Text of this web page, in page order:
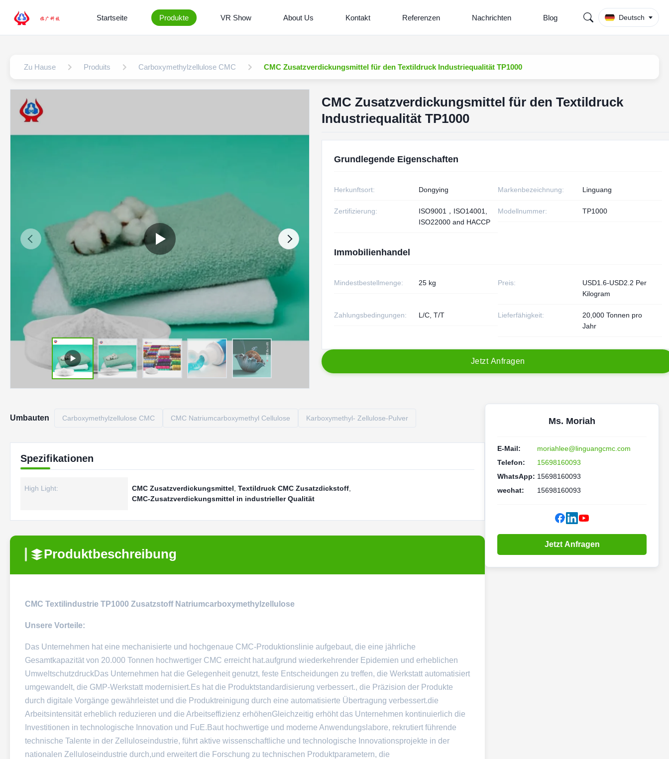
Startseite Produkte VR Show About Us Kontakt Referenzen Nachrichten Blog Deutsch
Zu Hause Produits Carboxymethylzellulose CMC CMC Zusatzverdickungsmittel für den Textildruck Industriequalität TP1000
CMC Zusatzverdickungsmittel für den Textildruck
Industriequalität TP1000
Grundlegende Eigenschaften
Herkunftsort: Dongying Markenbezeichnung: Linguang
Zertifizierung:
ISO9001，ISO14001,
ISO22000 and HACCP
Modellnummer: TP1000
Immobilienhandel
Mindestbestellmenge: 25 kg Preis:
USD1.6-USD2.2 Per
Kilogram
Zahlungsbedingungen: L/C, T/T Lieferfähigkeit:
20,000 Tonnen pro
Jahr
Jetzt Anfragen
Umbauten Carboxymethylzellulose CMC CMC Natriumcarboxymethyl Cellulose Karboxymethyl- Zellulose-Pulver
Spezifikationen
High Light: CMC Zusatzverdickungsmittel Textildruck CMC Zusatzdickstoff
CMC-Zusatzverdickungsmittel in industrieller Qualität
Produktbeschreibung
CMC Textilindustrie TP1000 Zusatzstoff Natriumcarboxymethylzellulose
Unsere Vorteile:
Das Unternehmen hat eine mechanisierte und hochgenaue CMC-Produktionslinie aufgebaut, die eine jährliche
Gesamtkapazität von 20.000 Tonnen hochwertiger CMC erreicht hat.aufgrund wiederkehrender Epidemien und erheblichen
UmweltschutzdruckDas Unternehmen hat die Gelegenheit genutzt, feste Entscheidungen zu treffen, die Werkstatt automatisiert
umgewandelt, die GMP-Werkstatt modernisiert.Es hat die Produktstandardisierung verbessert., die Präzision der Produkte
durch digitale Vorgänge gewährleistet und die Produktreinigung durch eine automatisierte Übertragung verbessert.die
Arbeitsintensität erheblich reduzieren und die Arbeitseffizienz erhöhenGleichzeitig erhöht das Unternehmen kontinuierlich die
Investitionen in technologische Innovation und FuE.Baut hochwertige und moderne Anwendungslabore, rekrutiert führende
technische Talente in der Zelluloseindustrie, führt aktive wissenschaftliche und technologische Innovationsprojekte in der
nationalen Zelluloseindustrie durch,und erweitert die Forschung zu technischen Produktparametern, die
Ms. Moriah
E-Mail:
moriahlee@linguangcmc.com
Telefon:
15698160093
WhatsApp: 15698160093
wechat:
15698160093
Jetzt Anfragen